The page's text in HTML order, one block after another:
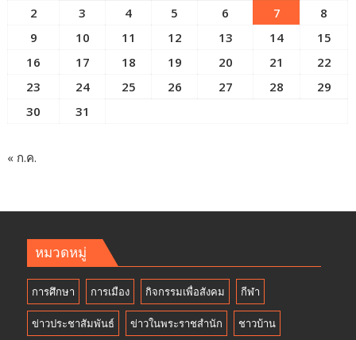
2
3 4 5 6 7
8
9
10 11 12 13 14
15
16
17 18 19 20 21
22
23
24 25 26 27 28
29
30
31
« ก.ค.
หมวดหมู่
การศึกษา การเมือง กิจกรรมเพื่อสังคม กีฬา
ข่าวประชาสัมพันธ์ ข่าวในพระราชสำนัก ชาวบ้าน